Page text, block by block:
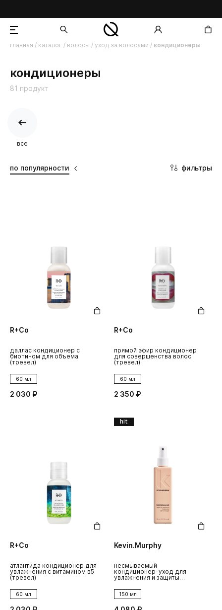
главная / каталог / волосы / уход за волосами / кондиционеры
кондиционеры
81 продукт
все
по популярности фильтры
R+Co
даллас кондиционер с
биотином для объема
(тревел)
60 мл
2 030 ₽
R+Co
прямой эфир кондиционер
для совершенства волос
(тревел)
60 мл
2 350 ₽
R+Co
атлантида кондиционер для
увлажнения с витамином в5
(тревел)
60 мл
hit
Kevin.Murphy
несмываемый
кондиционер-уход для
увлажнения и защиты
150 мл